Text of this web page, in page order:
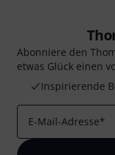
Abonniere den
etwas Glück einen
Inspirierende
E-Mail-Adresse*